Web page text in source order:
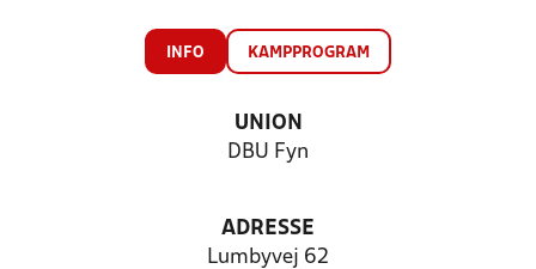
INFO KAMPPROGRAM
UNION
DBU Fyn
ADRESSE
Lumbyvej 62